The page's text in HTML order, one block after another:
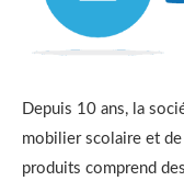
Depuis 10 ans, la
mobilier scolaire et
produits comprend